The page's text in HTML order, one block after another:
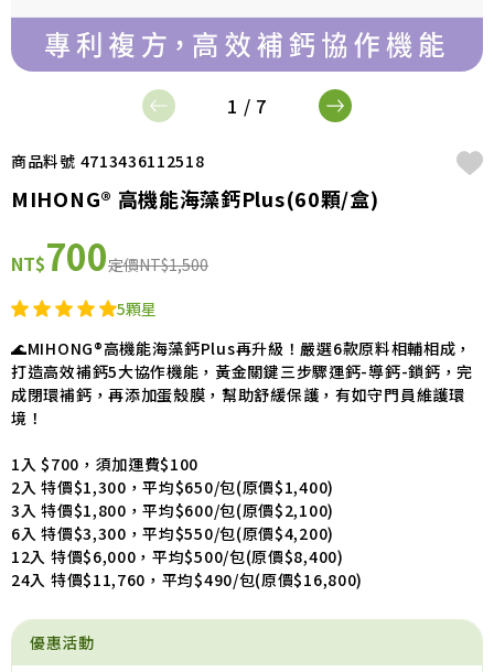
1 / 7
商品料號 4713436112518
MIHONG® 高機能海藻鈣Plus(60顆/盒)
NT$700定價NT$1,500
5顆星
🌊MIHONG®高機能海藻鈣Plus再升級！嚴選6款原料相輔相成，
打造高效補鈣5大協作機能，黃金關鍵三步驟運鈣-導鈣-鎖鈣，完
成閉環補鈣，再添加蛋殼膜，幫助舒緩保護，有如守門員維護環
境！
1入 $700，須加運費$100
2入 特價$1,300，平均$650/包(原價$1,400)
3入 特價$1,800，平均$600/包(原價$2,100)
6入 特價$3,300，平均$550/包(原價$4,200)
12入 特價$6,000，平均$500/包(原價$8,400)
24入 特價$11,760，平均$490/包(原價$16,800)
優惠活動